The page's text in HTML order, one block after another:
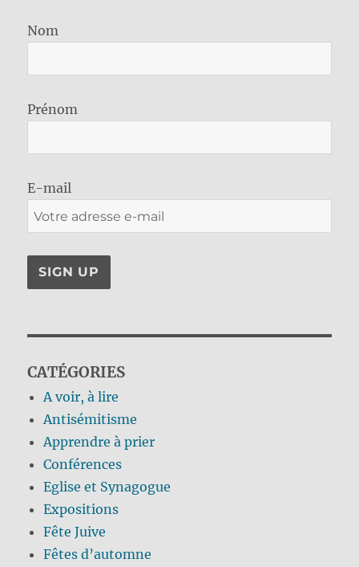
Nom
Prénom
E-mail
CATÉGORIES
A voir, à lire
Antisémitisme
Apprendre à prier
Conférences
Eglise et Synagogue
Expositions
Fête Juive
Fêtes d’automne